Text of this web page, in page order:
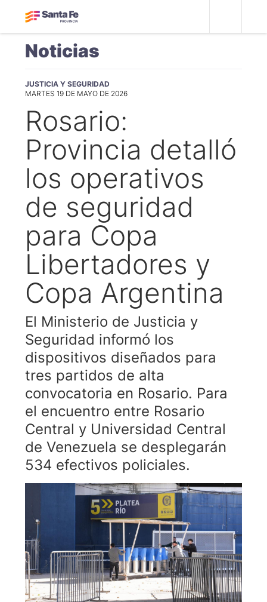
Noticias
JUSTICIA Y SEGURIDAD
MARTES 19 DE MAYO DE 2026
Rosario:
Provincia detalló
los operativos
de seguridad
para Copa
Libertadores y
Copa Argentina
El Ministerio de Justicia y
Seguridad informó los
dispositivos diseñados para
tres partidos de alta
convocatoria en Rosario. Para
el encuentro entre Rosario
Central y Universidad Central
de Venezuela se desplegarán
534 efectivos policiales.